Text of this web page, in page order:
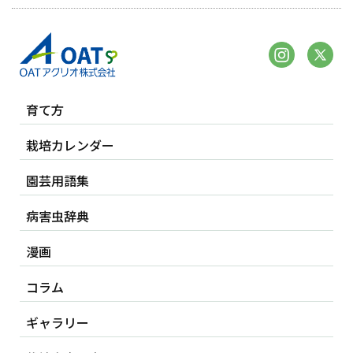
育て方
栽培カレンダー
園芸用語集
病害虫辞典
漫画
コラム
ギャラリー